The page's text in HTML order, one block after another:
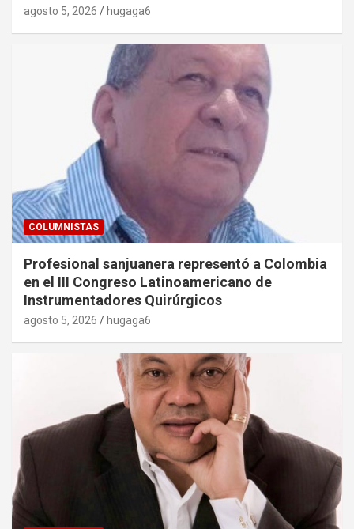
agosto 5, 2026 hugaga6
COLUMNISTAS
Profesional sanjuanera representó a Colombia
en el III Congreso Latinoamericano de
Instrumentadores Quirúrgicos
agosto 5, 2026 hugaga6